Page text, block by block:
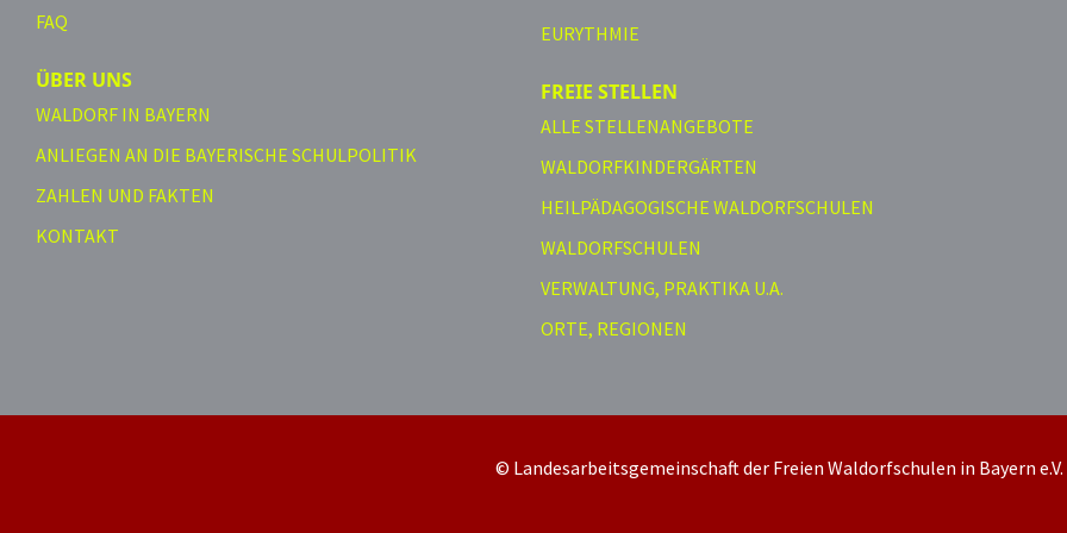
FAQ
ÜBER UNS
WALDORF IN BAYERN
ANLIEGEN AN DIE BAYERISCHE SCHULPOLITIK
ZAHLEN UND FAKTEN
KONTAKT
EURYTHMIE
FREIE STELLEN
ALLE STELLENANGEBOTE
WALDORFKINDERGÄRTEN
HEILPÄDAGOGISCHE WALDORFSCHULEN
WALDORFSCHULEN
VERWALTUNG, PRAKTIKA U.A.
ORTE, REGIONEN
© Landesarbeitsgemeinschaft der Freien Waldorfschulen in Bayern e.V.